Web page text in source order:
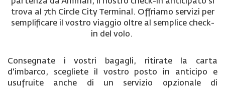
trova al 7th Circle City Terminal. Offriamo servizi per
semplificare il vostro viaggio oltre al semplice check-
in del volo.
Consegnate i vostri bagagli, ritirate la carta
d'imbarco, scegliete il vostro posto in anticipo e
usufruite anche di un servizio opzionale di